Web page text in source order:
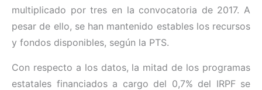
multiplicado por tres en la convocatoria de 2017. A
pesar de ello, se han mantenido estables los recursos
y fondos disponibles, según la PTS.
Con respecto a los datos, la mitad de los programas
estatales financiados a cargo del 0,7% del IRPF se